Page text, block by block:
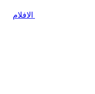
الافلام